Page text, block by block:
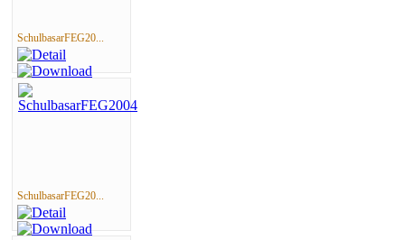
SchulbasarFEG20...
SchulbasarFEG20...